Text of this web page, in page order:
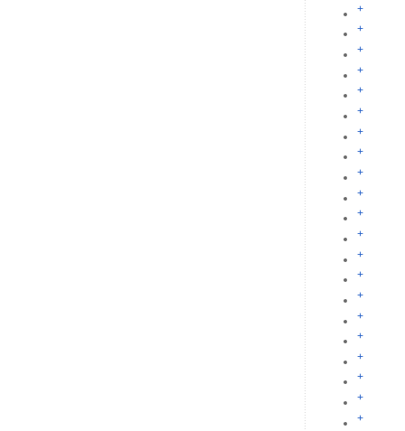
+
+
+
+
+
+
+
+
+
+
+
+
+
+
+
+
+
+
+
+
+